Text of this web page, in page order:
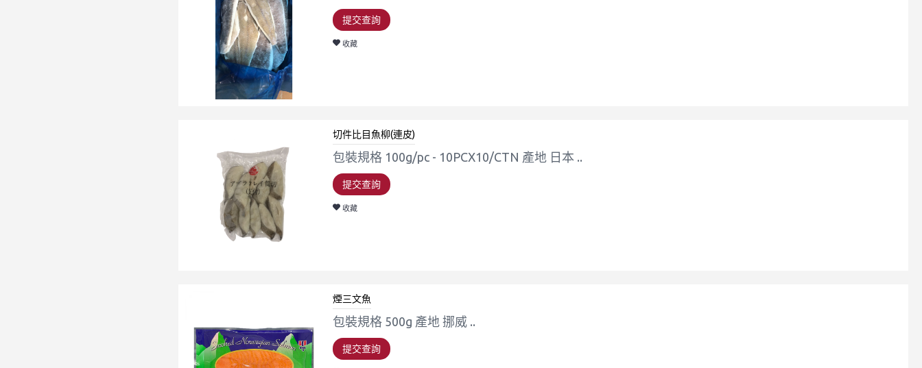
提交查詢
收藏
切件比目魚柳(連皮)
包裝規格 100g/pc - 10PCX10/CTN 產地 日本 ..
提交查詢
收藏
煙三文魚
包裝規格 500g 產地 挪威 ..
提交查詢